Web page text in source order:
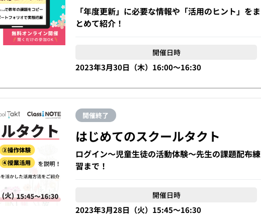
「年度更新」に必要な情報や「活用のヒント」をま
とめて紹介！
開催日時
2023年3月30日（木）16:00〜16:30
開催終了
はじめてのスクールタクト
ログイン〜児童生徒の活動体験〜先生の課題配布練
習まで！
開催日時
2023年3月28日（火）15:45〜16:30